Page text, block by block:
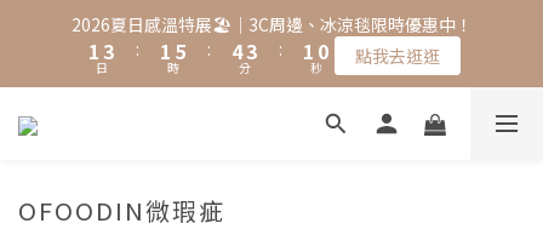
2026夏日感溫特展🏖️｜3C周邊、冰涼毯限時優惠中！
2
1
0
4
3
2
日
:
2
1
0
6
5
4
時
:
5
4
3
4
3
2
分
:
2
1
0
1
0
秒 點我去逛逛
OFOODIN微瑕疵